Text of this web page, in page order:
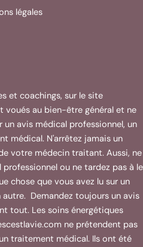
légales
et coachings, sur le site
voués au bien-être général et ne
avis médical professionnel, un
médical. N'arrêtez jamais un
votre médecin traitant. Aussi, ne
ou ne tardez pas à le
chose que vous avez lu sur un
autre. Demandez toujours un avis
tout. Les soins énergétiques
ne prétendent pas
traitement médical. Ils ont été